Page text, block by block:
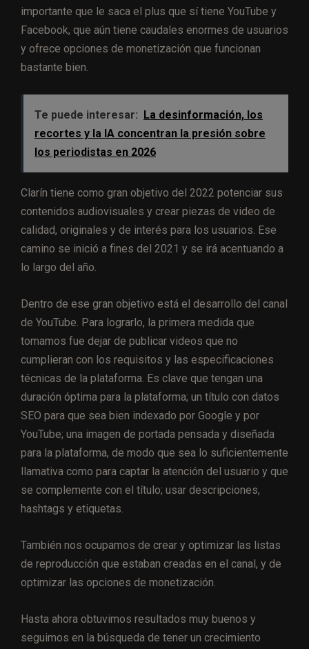
importante que le saca el plus que sí tiene YouTube y
Facebook, que aún tiene caudales enormes de usuarios
y ofrece opciones de monetización que funcionan
bastante bien.
Te puede interesar: La desinformación, los
recortes y la IA concentran la presión sobre
los periodistas en 2026
Clarín tiene como gran objetivo del 2022 potenciar sus
contenidos audiovisuales y crear piezas de video de
calidad, originales y de interés para los usuarios. Ese
camino se inició a fines del 2021 y se irá acentuando a
lo largo del año.
Dentro de ese gran objetivo está el desarrollo del canal
de YouTube. Para lograrlo, la primera medida que
tomamos fue dejar de publicar videos que no
cumplieran con los requisitos y las especificaciones
técnicas de la plataforma. Es clave que tengan una
duración óptima para la plataforma; un título con datos
SEO para que sea bien indexado por Google y por
YouTube; una imagen de portada pensada y diseñada
para la plataforma, de modo que sea lo suficientemente
llamativa como para captar la atención del usuario y que
se complemente con el título; usar descripciones,
hashtags y etiquetas.
También nos ocupamos de crear y optimizar las listas
de reproducción que estaban creadas en el canal, y de
optimizar las opciones de monetización.
Hasta ahora obtuvimos resultados muy buenos y
seguimos en la búsqueda de tener un crecimiento